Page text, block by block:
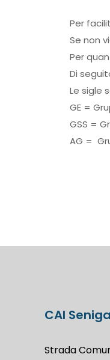
Per
Se non
Per
Di
Le sigle
GE =
GSS =
AG =
CAI
Strada